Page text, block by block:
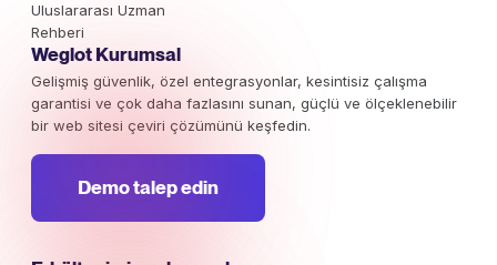
Uluslararası Uzman
Rehberi
Weglot Kurumsal
Gelişmiş güvenlik, özel entegrasyonlar, kesintisiz çalışma
garantisi ve çok daha fazlasını sunan, güçlü ve ölçeklenebilir
bir web sitesi çeviri çözümünü keşfedin.
Demo talep edin